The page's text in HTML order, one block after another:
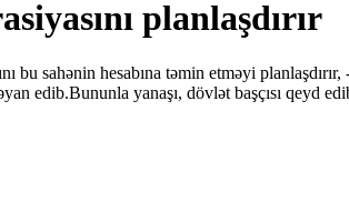
planlaşdırır
sahənin hesabına təmin etməyi planlaşdırır,
edib.Bununla yanaşı, dövlət başçısı qeyd